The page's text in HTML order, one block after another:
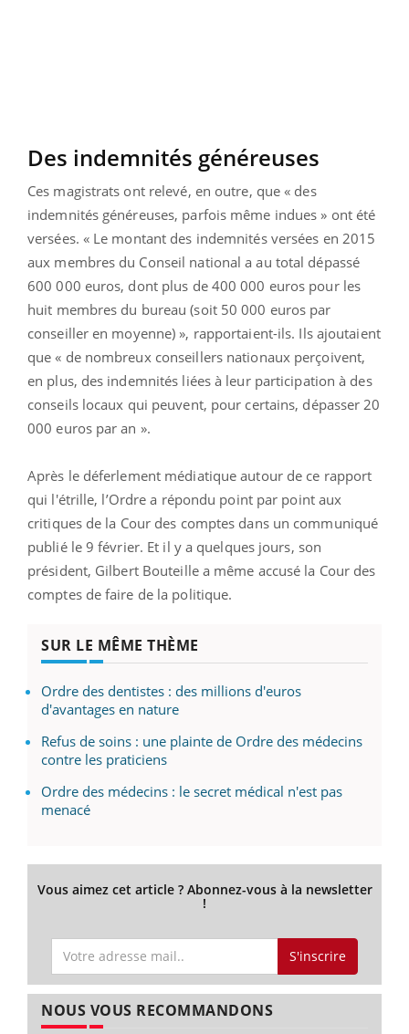
Des indemnités généreuses
Ces magistrats ont relevé, en outre, que « des
indemnités généreuses, parfois même indues » ont été
versées. « Le montant des indemnités versées en 2015
aux membres du Conseil national a au total dépassé
600 000 euros, dont plus de 400 000 euros pour les
huit membres du bureau (soit 50 000 euros par
conseiller en moyenne) », rapportaient-ils. Ils ajoutaient
que « de nombreux conseillers nationaux perçoivent,
en plus, des indemnités liées à leur participation à des
conseils locaux qui peuvent, pour certains, dépasser 20
000 euros par an ».
Après le déferlement médiatique autour de ce rapport
qui l'étrille, l’Ordre a répondu point par point aux
critiques de la Cour des comptes dans un communiqué
publié le 9 février. Et il y a quelques jours, son
président, Gilbert Bouteille a même accusé la Cour des
comptes de faire de la politique.
SUR LE MÊME THÈME
Ordre des dentistes : des millions d'euros
d'avantages en nature
Refus de soins : une plainte de Ordre des médecins
contre les praticiens
Ordre des médecins : le secret médical n'est pas
menacé
Vous aimez cet article ? Abonnez-vous à la newsletter
!
S'inscrire
NOUS VOUS RECOMMANDONS